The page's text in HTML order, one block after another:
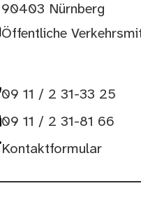
90403 Nürnberg
Öffentliche
09 11 / 2 31-33 25
09 11 / 2 31-81 66
Kontaktformular